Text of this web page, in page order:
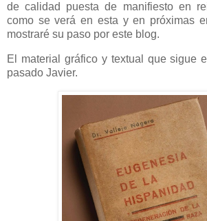
de calidad puesta de manifiesto en
como se verá en esta y en próximas
mostraré su paso por este blog.
El material gráfico y textual que sigue
pasado Javier.